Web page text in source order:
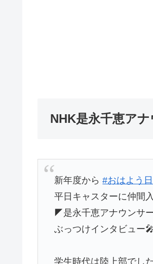
NHK是永千恵ア
新年度から#おはよう
平日キャスターに仲間
◤是永千恵アナウンサ
ぶっつけインタビュー
学生時代は陸上部でし